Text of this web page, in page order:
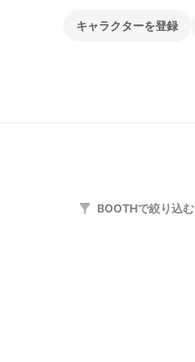
キャラクターを登録
BOOTHで絞り込む